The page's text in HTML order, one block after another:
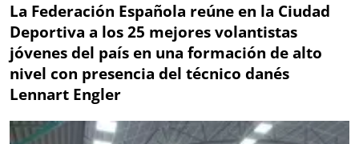
La Federación Española reúne en la Ciudad
Deportiva a los 25 mejores volantistas
jóvenes del país en una formación de alto
nivel con presencia del técnico danés
Lennart Engler